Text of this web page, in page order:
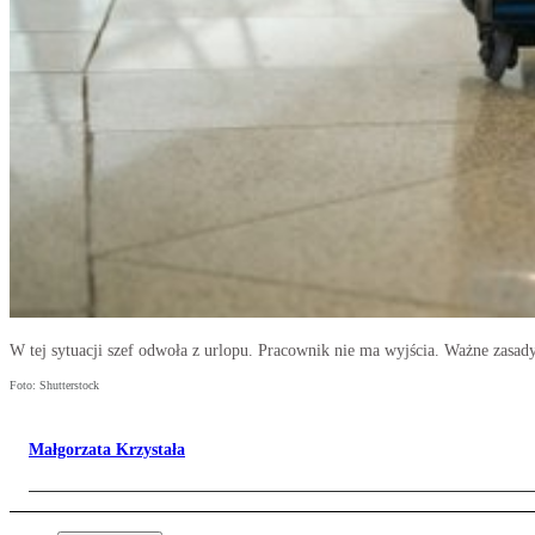
W tej sytuacji szef odwoła z urlopu. Pracownik nie ma wyjścia. Ważne
Foto: Shutterstock
Małgorzata Krzystała